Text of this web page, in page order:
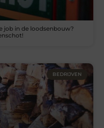
job in de loodsenbouw?
BEDRIJVEN